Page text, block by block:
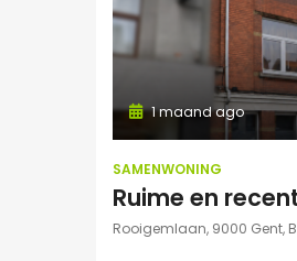
1 maand ago
SAMENWONING
Rooigemlaan, 9000 Gent,